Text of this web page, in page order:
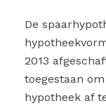
De
2013
toegestaan
hypotheek af